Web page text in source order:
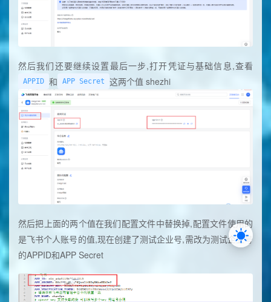
然后我们还要继续设置最后一步,打开凭证与基础信息,查看
APPID 和 APP Secret 这两个值 shezhi
然后把上面的两个值在我们配置文件中替换掉,配置文件使用的
是飞书个人账号的值,现在创建了测试企业号,需改为测试企业号
的APPID和APP Secret